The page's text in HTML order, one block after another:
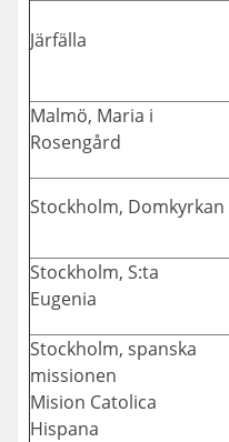
Järfälla
Malmö, Maria i
Rosengård
Stockholm, Domkyrkan
Stockholm, S:ta
Eugenia
Stockholm, spanska
missionen
Mision Catolica
Hispana